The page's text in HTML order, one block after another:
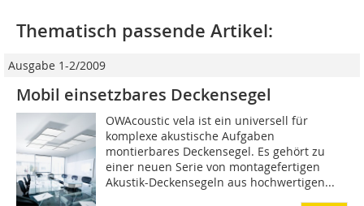
Thematisch passende Artikel:
Ausgabe 1-2/2009
Mobil einsetzbares Deckensegel
OWAcoustic vela ist ein universell für
komplexe akustische Aufgaben
montierbares Deckensegel. Es gehört zu
einer neuen Serie von montagefertigen
Akustik-Deckensegeln aus hochwertigen...